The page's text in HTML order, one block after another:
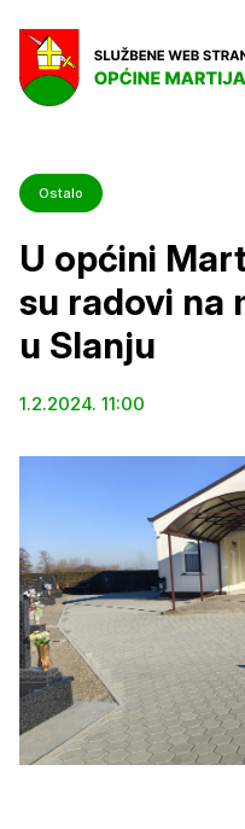
Ostalo
U općini
su radovi na
u Slanju
1.2.2024. 11:00